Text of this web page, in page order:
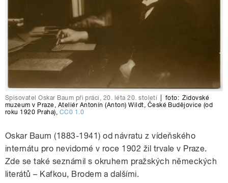
Spisovatel Oskar Baum při práci, 20. léta 20. století foto: Židovské
muzeum v Praze, Ateliér Antonín (Anton) Wildt, České Budějovice (od
roku 1920 Praha), CC0 1.0
Oskar Baum (1883-1941) od návratu z vídeňského
internátu pro nevidomé v roce 1902 žil trvale v Praze.
Zde se také seznámil s okruhem pražských německých
literátů – Kafkou, Brodem a dalšími.